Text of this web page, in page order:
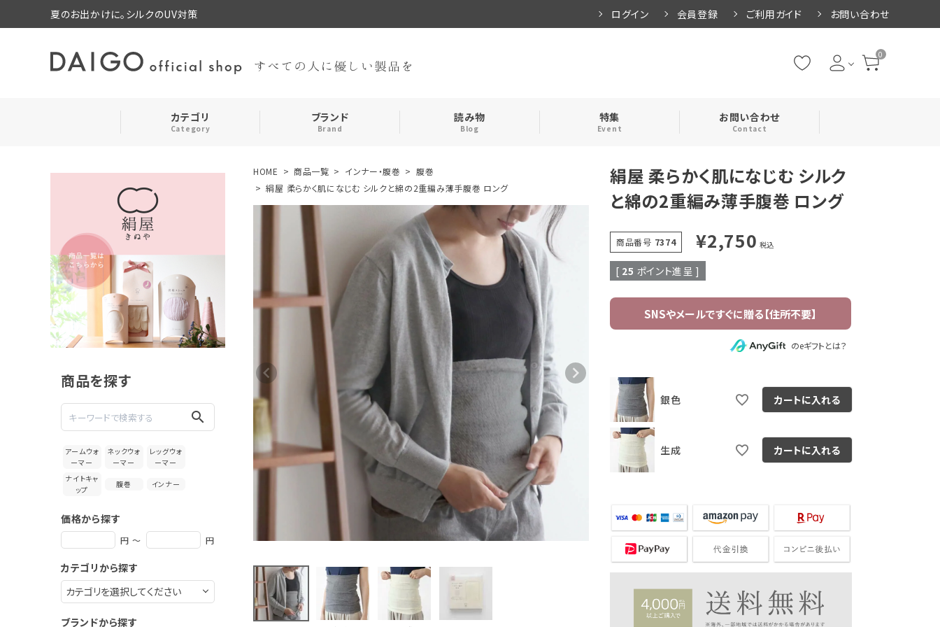
夏のお出かけに。シルクのUV対策 ログイン 会員登録 ご利用ガイド お問い合わせ
0
カテゴリ
Category
靴下・レッグウォーマー 手袋・アームカバー インナー・腹巻
おやすみアイテム
コスメ・その他 メンズ
食品
ブランド
Brand
読み物
Blog
特集
Event
お問い合わせ
Contact
search
お気に入り
カテゴリーから探す
商品を探す
search
アームウォ
ーマー
ネックウォ
ーマー
レッグウォ
ーマー
ナイトキャ
ップ
腹巻 インナー
価格から探す
円 ～ 円
カテゴリから探す
ブランドから探す
HOME 商品一覧 インナー・腹巻
腹巻
絹屋 柔らかく肌になじむ シルクと綿の2重編み薄手腹巻 ロング
銀色
絹屋 柔らかく肌になじむ シルク
と綿の2重編み薄手腹巻 ロング
商品番号 7374 ¥2,750 税込
[ 25 ポイント進呈 ]
のeギフトとは？
銀色 カートに入れる
生成 カートに入れる